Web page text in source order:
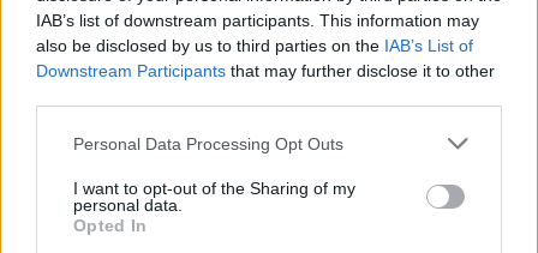
IAB’s list of downstream participants. This information may
also be disclosed by us to third parties on the IAB’s List of
Downstream Participants that may further disclose it to other
Please note that this website/app uses one or more Google
not limited to your visit or usage behaviour. You may click to
grant or deny consent to Google and its third-party tags to
use your data for below specified purposes in below Google
Personal Data Processing Opt Outs
I want to opt-out of the Sharing of my
personal data.
Opted In
ερχόταν από το υπόγειο ή μέσα από καμιά
αποχέτευση. Για να ανιχνευθεί απαιτείται
συγκεκριμένη ποσότητα στον χώρο».
Σύμφωνα με τις ίδιες πηγές, στο υπόγειο, όπου
φαίνεται πως συγκεντρώθηκε το αέριο,
δεν
υπήρχαν ανιχνευτές